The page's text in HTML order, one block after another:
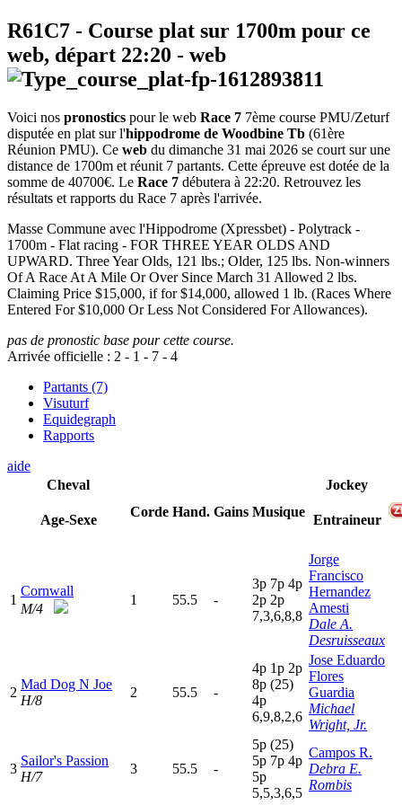
R61C7 - Course plat sur 1700m pour ce
web, départ 22:20 - web
Voici nos pronostics pour le web Race 7 7ème course PMU/Zeturf
disputée en plat sur l'hippodrome de Woodbine Tb (61ère
Réunion PMU). Ce web du dimanche 31 mai 2026 se court sur une
distance de 1700m et réunit 7 partants. Cette épreuve est dotée de la
somme de 40700€. Le Race 7 débutera à 22:20. Retrouvez les
résultats et rapports du Race 7 après l'arrivée.
Masse Commune avec l'Hippodrome (Xpressbet) - Polytrack -
1700m - Flat racing - FOR THREE YEAR OLDS AND
UPWARD. Three Year Olds, 121 lbs.; Older, 125 lbs. Non-winners
Of A Race At A Mile Or Over Since March 31 Allowed 2 lbs.
Claiming Price $15,000, if for $14,000, allowed 1 lb. (Races Where
Entered For $10,000 Or Less Not Considered For Allowances).
pas de pronostic base pour cette course.
Arrivée officielle : 2 - 1 - 7 - 4
Partants (7)
Visuturf
Equidegraph
Rapports
aide
Cheval
Age-Sexe
Corde Hand. Gains Musique
Jockey
Entraineur
1
Cornwall
M/4
1 55.5 -
3p 7p 4p
2p 2p
7,3,6,8,8
Jorge
Francisco
Hernandez
Amesti
Dale A.
Desruisseaux
2
Mad Dog N Joe
H/8
2 55.5 -
4p 1p 2p
8p (25)
4p
6,9,8,2,6
Jose Eduardo
Flores
Guardia
Michael
Wright, Jr.
3
Sailor's Passion
H/7
3 55.5 -
5p (25)
5p 7p 4p
5p
5,5,3,6,5
Campos R.
Debra E.
Rombis